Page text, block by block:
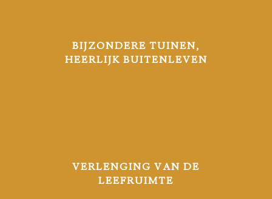
BIJZONDERE TUINEN,
HEERLIJK BUITENLEVEN
VERLENGING VAN DE
LEEFRUIMTE